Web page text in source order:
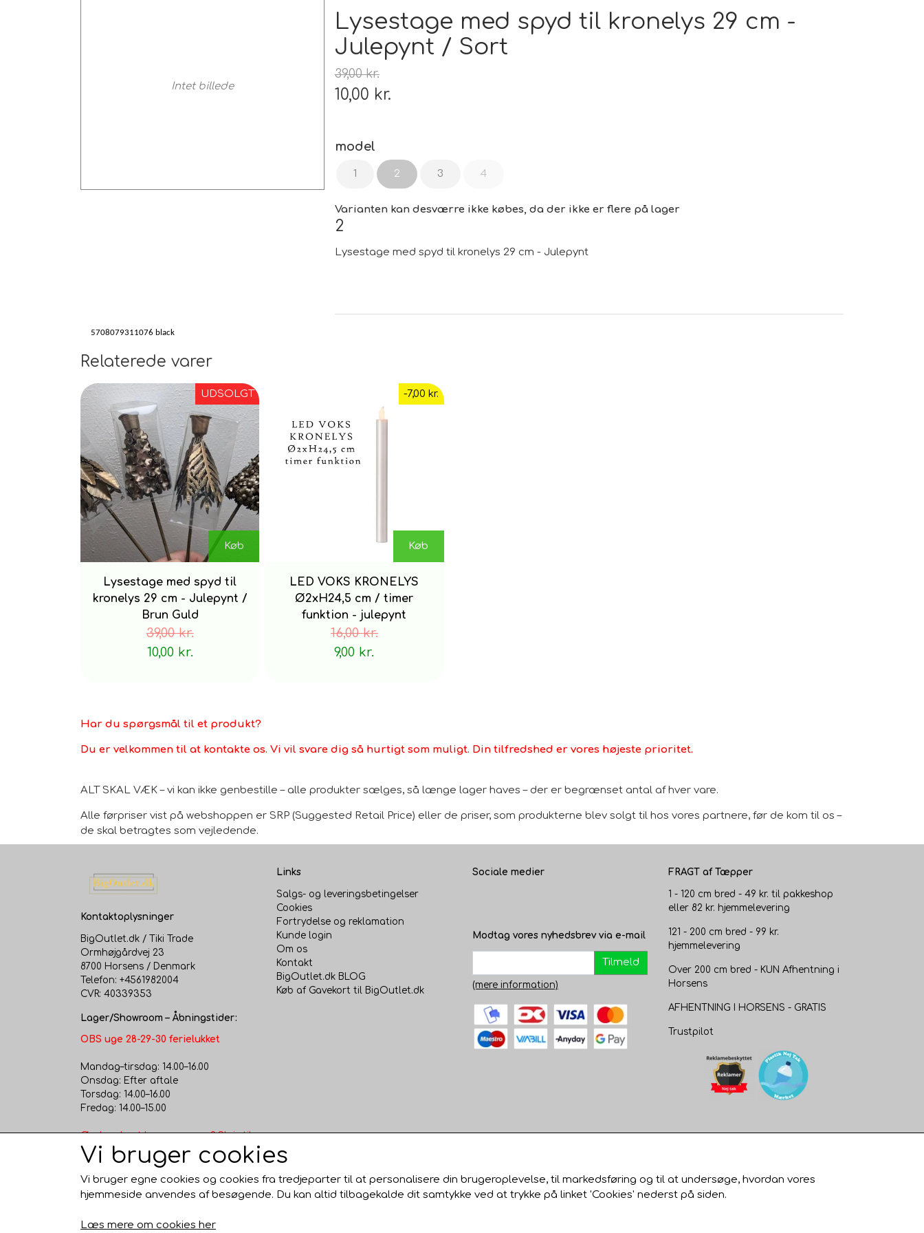
Tøj og Sko
Photo print / billeder print / bestil billeder
Intet billede
Lysestage med spyd til kronelys 29 cm -
Julepynt / Sort
39,00 kr.
10,00 kr.
model
1 2 3 4
Varianten kan desværre ikke købes, da der ikke er flere på lager
2
Lysestage med spyd til kronelys 29 cm - Julepynt
5708079311076 black
Relaterede varer
UDSOLGT
Køb
Lysestage med spyd til
kronelys 29 cm - Julepynt /
Brun Guld
39,00 kr.
10,00 kr.
-7,00 kr.
Køb
LED VOKS KRONELYS
Ø2xH24,5 cm / timer
funktion - julepynt
16,00 kr.
9,00 kr.
Har du spørgsmål til et produkt?
Du er velkommen til at kontakte os. Vi vil svare dig så hurtigt som muligt. Din tilfredshed er vores højeste prioritet.
ALT SKAL VÆK – vi kan ikke genbestille – alle produkter sælges, så længe lager haves – der er begrænset antal af hver vare.
Alle førpriser vist på webshoppen er SRP (Suggested Retail Price) eller de priser, som produkterne blev solgt til hos vores partnere, før de kom til os –
de skal betragtes som vejledende.
Kontaktoplysninger
BigOutlet.dk / Tiki Trade
Ormhøjgårdvej 23
8700 Horsens / Denmark
Telefon: +4561982004
CVR: 40339353
Lager/Showroom – Åbningstider:
OBS uge 28-29-30 ferielukket
Mandag–tirsdag: 14.00–16.00
Onsdag: Efter aftale
Torsdag: 14.00–16.00
Fredag: 14.00–15.00
Ønsker du at komme senere? Skriv til
os – vi åbner gerne efter aftale.
Besøg vores fysiske butik/showroom
og lagersalg i Horsens – nem
parkering lige ved døren!
Links
Salgs- og leveringsbetingelser
Cookies
Fortrydelse og reklamation
Kunde login
Om os
Kontakt
BigOutlet.dk BLOG
Køb af Gavekort til BigOutlet.dk
Sociale medier
Modtag vores nyhedsbrev via e-mail
Tilmeld
(mere information)
FRAGT af Tæpper
1 - 120 cm bred - 49 kr. til pakkeshop
eller 82 kr. hjemmelevering
121 - 200 cm bred - 99 kr.
hjemmelevering
Over 200 cm bred - KUN Afhentning i
Horsens
AFHENTNING I HORSENS - GRATIS
Trustpilot
Vi bruger cookies
Vi bruger egne cookies og cookies fra tredjeparter til at personalisere din brugeroplevelse, til markedsføring og til at undersøge, hvordan vores
hjemmeside anvendes af besøgende. Du kan altid tilbagekalde dit samtykke ved at trykke på linket 'Cookies' nederst på siden.
Læs mere om cookies her